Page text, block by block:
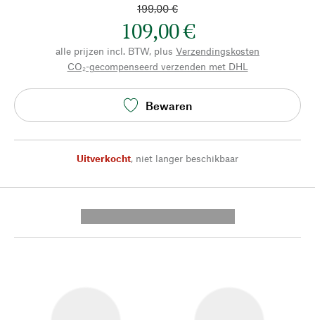
199,00 €
109,00 €
alle prijzen incl. BTW, plus Verzendingskosten
CO₂-gecompenseerd verzenden met DHL
Bewaren
Uitverkocht, niet langer beschikbaar